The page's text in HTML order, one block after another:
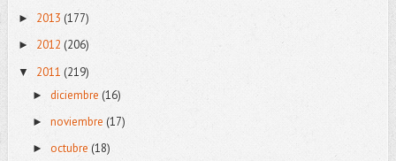
► 2013 (177)
► 2012 (206)
▼ 2011 (219)
► diciembre (16)
► noviembre (17)
► octubre (18)